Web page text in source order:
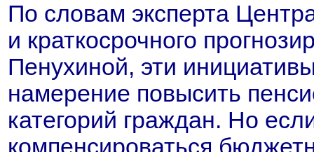
По словам эксперта
и краткосрочного
Пенухиной, эти
намерение повысить
категорий граждан. Но